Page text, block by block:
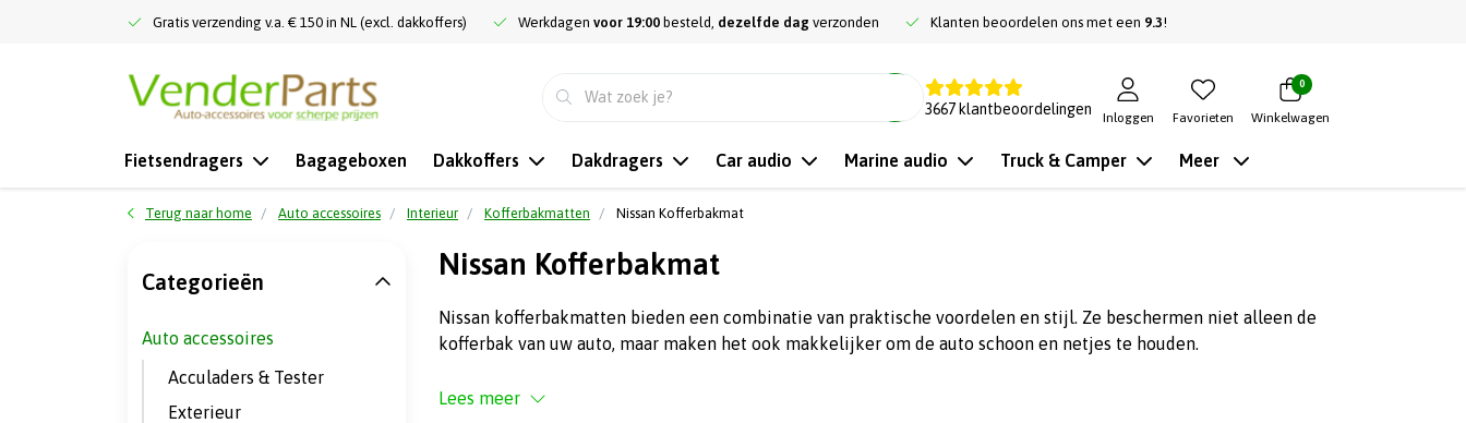
Gratis verzending v.a. € 150 in NL (excl. dakkoffers) Werkdagen voor 19:00 besteld, dezelfde dag verzonden Klanten beoordelen ons met een 9.3!
3667 klantbeoordelingen
Inloggen Favorieten
0
Winkelwagen
Fietsendragers Bagageboxen Dakkoffers Dakdragers Car audio Marine audio Truck & Camper Meer
Terug naar home Auto accessoires Interieur Kofferbakmatten Nissan Kofferbakmat
Nissan Kofferbakmat
Nissan kofferbakmatten bieden een combinatie van praktische voordelen en stijl. Ze beschermen niet alleen de
kofferbak van uw auto, maar maken het ook makkelijker om de auto schoon en netjes te houden.
Lees meer
Categorieën
Auto accessoires
Acculaders & Tester
Exterieur